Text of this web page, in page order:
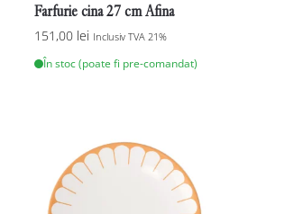
Farfurie cina 27 cm Afina
151,00 lei Inclusiv TVA 21%
În stoc (poate fi pre-comandat)